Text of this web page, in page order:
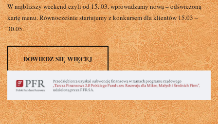
W najbliższy weekend czyli od 15. 03. wprowadzamy nową – odświeżoną
kartę menu. Równocześnie startujemy z konkursem dla klientów 15.03 –
30.05.
DOWIEDZ SIĘ WIĘCEJ